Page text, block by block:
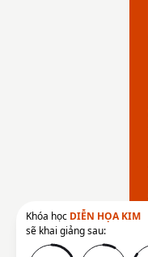
Khóa học DIỄN HỌA KIM
sẽ khai giảng sau: